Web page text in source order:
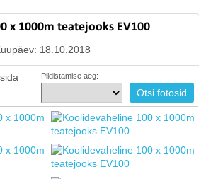
x 1000m teatejooks EV100
18.10.2018
Pildistamise aeg: